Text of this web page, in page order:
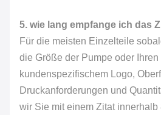
5. wie lang empfange ich das
Für die meisten Einzelteile
die Größe der Pumpe oder
kundenspezifischem Logo,
Druckanforderungen und
wir Sie mit einem Zitat innerhalb